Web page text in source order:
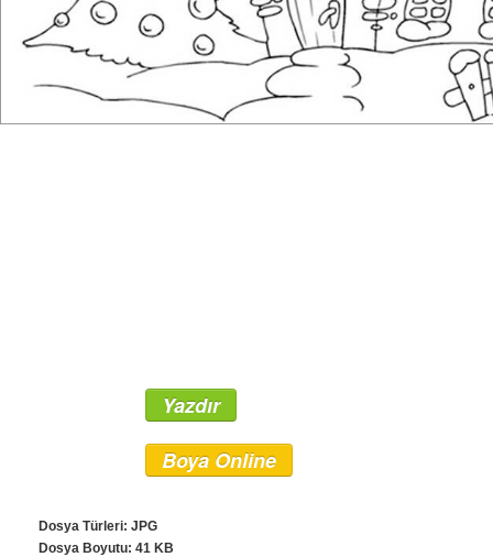
Yazdır
Boya Online
Dosya Türleri: JPG
Dosya Boyutu: 41 KB